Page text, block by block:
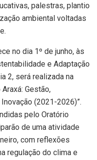
palestras, plantio
ambiental voltadas
no dia 1º de junho, às
e Adaptação
2, será realizada na
Gestão,
(2021-2026)”.
pelo Oratório
de uma atividade
com reflexões
regulação do clima e